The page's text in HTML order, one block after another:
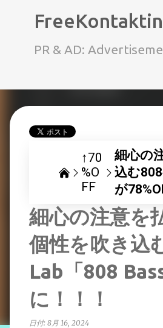
PR & AD:
↑70
%O
FF
細心の
込む
が
細心の注意を
個性を吹き込
Lab「808
に！！！
日付: 8月 16, 2024